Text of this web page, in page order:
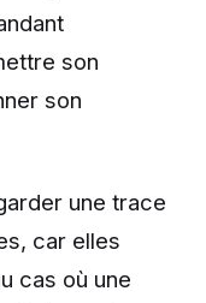
son
son
une trace
car elles
cas où une